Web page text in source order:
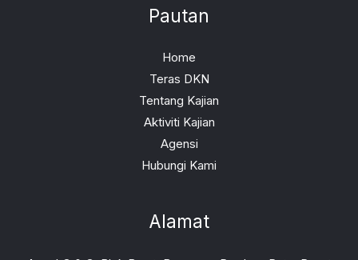
Pautan
Home
Teras DKN
Tentang Kajian
Aktiviti Kajian
Agensi
Hubungi Kami
Alamat